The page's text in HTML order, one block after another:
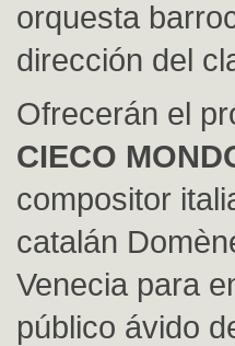
orquesta
dirección del
Ofrecerán el
CIECO
compositor
catalán
Venecia para
público ávido